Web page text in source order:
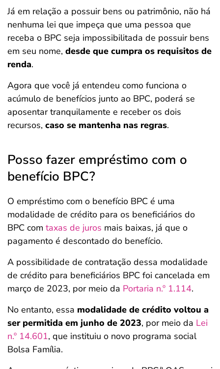
Já em relação a possuir bens ou patrimônio, não há
nenhuma lei que impeça que uma pessoa que
receba o BPC seja impossibilitada de possuir bens
em seu nome, desde que cumpra os requisitos de
renda.
Agora que você já entendeu como funciona o
acúmulo de benefícios junto ao BPC, poderá se
aposentar tranquilamente e receber os dois
recursos, caso se mantenha nas regras.
Posso fazer empréstimo com o
benefício BPC?
O empréstimo com o benefício BPC é uma
modalidade de crédito para os beneficiários do
BPC com taxas de juros mais baixas, já que o
pagamento é descontado do benefício.
A possibilidade de contratação dessa modalidade
de crédito para beneficiários BPC foi cancelada em
março de 2023, por meio da Portaria n.º 1.114.
No entanto, essa modalidade de crédito voltou a
ser permitida em junho de 2023, por meio da Lei
n.º 14.601, que instituiu o novo programa social
Bolsa Família.